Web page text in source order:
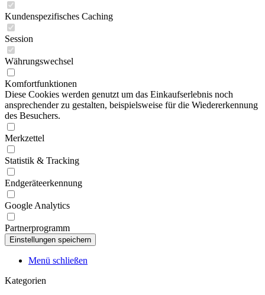
Kundenspezifisches Caching
Session
Währungswechsel
Komfortfunktionen
Diese Cookies werden genutzt um das Einkaufserlebnis noch
ansprechender zu gestalten, beispielsweise für die Wiedererkennung
des Besuchers.
Merkzettel
Statistik & Tracking
Endgeräteerkennung
Google Analytics
Partnerprogramm
Menü schließen
Kategorien